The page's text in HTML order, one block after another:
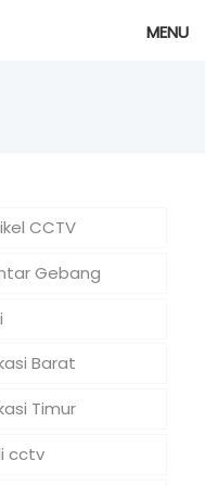
MENU
CCTV
Gebang
Barat
Timur
cctv